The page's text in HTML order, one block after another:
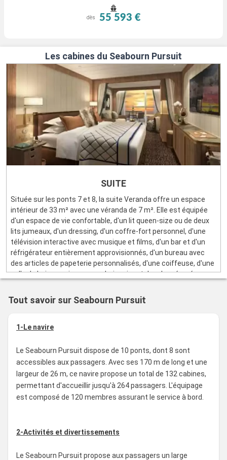
dès 55 593 €
Les cabines du Seabourn Pursuit
SUITE
Située sur les ponts 7 et 8, la suite Veranda offre un espace
intérieur de 33 m² avec une véranda de 7 m². Elle est équipée
d'un espace de vie confortable, d'un lit queen-size ou de deux
lits jumeaux, d'un dressing, d'un coffre-fort personnel, d'une
télévision interactive avec musique et films, d'un bar et d'un
réfrigérateur entièrement approvisionnés, d'un bureau avec
des articles de papeterie personnalisés, d'une coiffeuse, d'une
salle de bain spacieuse avec baignoire et douche séparées.
Tout savoir sur Seabourn Pursuit
1-Le navire
Le Seabourn Pursuit dispose de 10 ponts, dont 8 sont
accessibles aux passagers. Avec ses 170 m de long et une
largeur de 26 m, ce navire propose un total de 132 cabines,
permettant d'accueillir jusqu'à 264 passagers. L'équipage
est composé de 120 membres assurant le service à bord.
2-Activités et divertissements
Le Seabourn Pursuit propose aux passagers un large